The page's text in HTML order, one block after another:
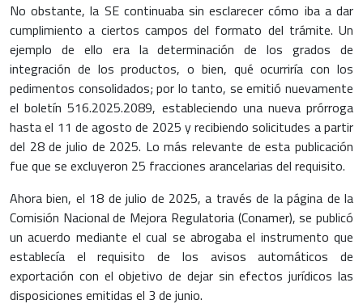
No obstante, la SE continuaba sin esclarecer cómo iba a dar
cumplimiento a ciertos campos del formato del trámite. Un
ejemplo de ello era la determinación de los grados de
integración de los productos, o bien, qué ocurriría con los
pedimentos consolidados; por lo tanto, se emitió nuevamente
el boletín 516.2025.2089, estableciendo una nueva prórroga
hasta el 11 de agosto de 2025 y recibiendo solicitudes a partir
del 28 de julio de 2025. Lo más relevante de esta publicación
fue que se excluyeron 25 fracciones arancelarias del requisito.
Ahora bien, el 18 de julio de 2025, a través de la página de la
Comisión Nacional de Mejora Regulatoria (Conamer), se publicó
un acuerdo mediante el cual se abrogaba el instrumento que
establecía el requisito de los avisos automáticos de
exportación con el objetivo de dejar sin efectos jurídicos las
disposiciones emitidas el 3 de junio.